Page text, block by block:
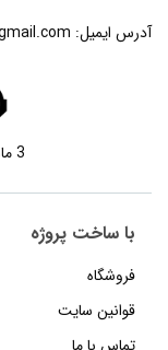
آدرس ایمیل:
3 ماه پشتیبانی
با ساخت پروژه
فروشگاه
قوانین سایت